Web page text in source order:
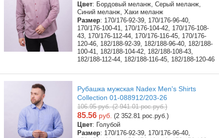
Цвет: Бордовый меланж, Серый меланж,
Синий меланж, Хаки меланж
Размер: 170/176-92-39, 170/176-96-40,
170/176-100-41, 170/176-104-42, 170/176-108-
43, 170/176-112-44, 170/176-116-45, 170/176-
120-46, 182/188-92-39, 182/188-96-40, 182/188-
100-41, 182/188-104-42, 182/188-108-43,
182/188-112-44, 182/188-116-45, 182/188-120-46
Рубашка мужская Nadex Men's Shirts
Collection 01-088912/203-26
106.95 руб. (2 941.01 рос.руб.)
85.56 руб. (2 352.81 рос.руб.)
Цвет: Голубой
Размер: 170/176-92-39, 170/176-96-40,